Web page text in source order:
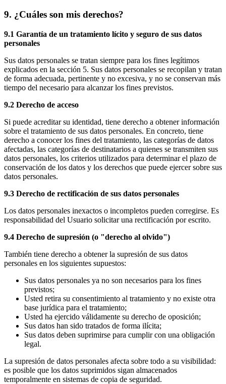
9. ¿Cuáles son mis derechos?
9.1 Garantía de un tratamiento lícito y seguro de sus datos
personales
Sus datos personales se tratan siempre para los fines legítimos
explicados en la sección 5. Sus datos personales se recopilan y tratan
de forma adecuada, pertinente y no excesiva, y no se conservan más
tiempo del necesario para alcanzar los fines previstos.
9.2 Derecho de acceso
Si puede acreditar su identidad, tiene derecho a obtener información
sobre el tratamiento de sus datos personales. En concreto, tiene
derecho a conocer los fines del tratamiento, las categorías de datos
afectadas, las categorías de destinatarios a quienes se transmiten sus
datos personales, los criterios utilizados para determinar el plazo de
conservación de los datos y los derechos que puede ejercer sobre sus
datos personales.
9.3 Derecho de rectificación de sus datos personales
Los datos personales inexactos o incompletos pueden corregirse. Es
responsabilidad del Usuario solicitar una rectificación por escrito.
9.4 Derecho de supresión (o "derecho al olvido")
También tiene derecho a obtener la supresión de sus datos
personales en los siguientes supuestos:
Sus datos personales ya no son necesarios para los fines
previstos;
Usted retira su consentimiento al tratamiento y no existe otra
base jurídica para el tratamiento;
Usted ha ejercido válidamente su derecho de oposición;
Sus datos han sido tratados de forma ilícita;
Sus datos deben suprimirse para cumplir con una obligación
legal.
La supresión de datos personales afecta sobre todo a su visibilidad:
es posible que los datos suprimidos sigan almacenados
temporalmente en sistemas de copia de seguridad.